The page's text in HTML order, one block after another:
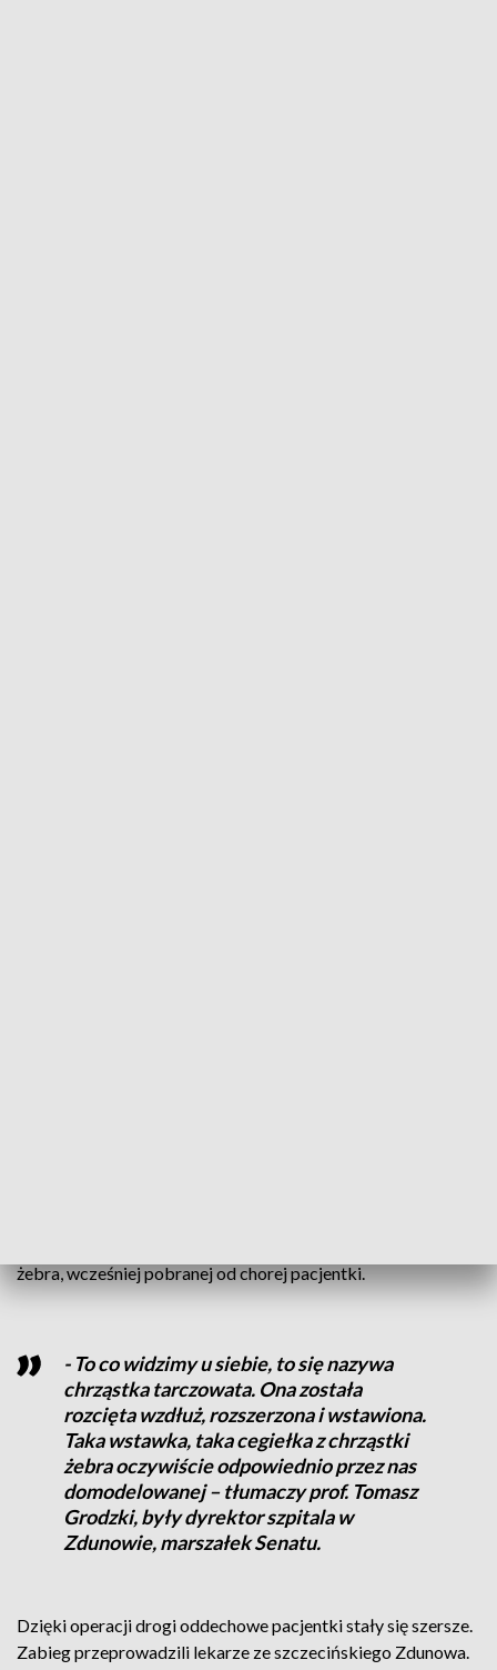
żebra, wcześniej pobranej od chorej pacjentki.
- To co widzimy u siebie, to się nazywa
chrząstka tarczowata. Ona została
rozcięta wzdłuż, rozszerzona i wstawiona.
Taka wstawka, taka cegiełka z chrząstki
żebra oczywiście odpowiednio przez nas
domodelowanej – tłumaczy prof. Tomasz
Grodzki, były dyrektor szpitala w
Zdunowie, marszałek Senatu.
Dzięki operacji drogi oddechowe pacjentki stały się szersze.
Zabieg przeprowadzili lekarze ze szczecińskiego Zdunowa.